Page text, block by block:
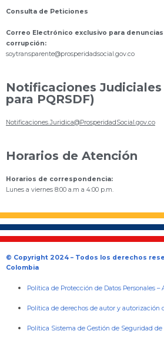
Consulta de Peticiones
Correo Electrónico exclusivo para
corrupción:
soytransparente@prosperidadsocial.gov.co
Notificaciones
para PQRSDF)
Notificaciones.Juridica@ProsperidadSocial.gov.co
Horarios de Atención
Horarios de correspondencia:
Lunes a viernes 8:00 a.m a 4:00 p.m.
© Copyright 2024 – Todos los derechos
Colombia
Política de Protección de Datos Personales –
Política de derechos de autor y autorización
Política Sistema de Gestión de Seguridad